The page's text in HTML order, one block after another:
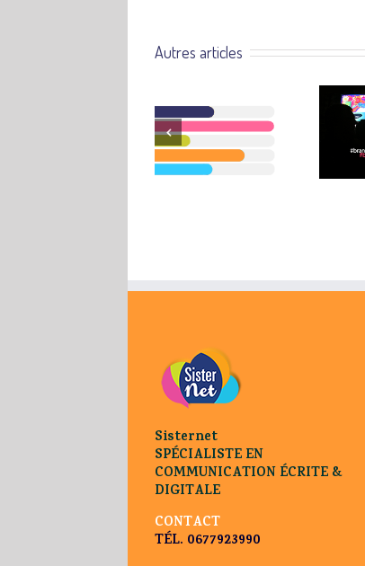
Autres articles
journalism, ou
Sisternet
SPÉCIALISTE EN
COMMUNICATION ÉCRITE &
DIGITALE
CONTACT
TÉL. 0677923990